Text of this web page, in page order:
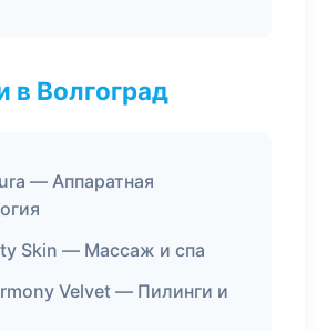
в Волгоград
— Аппаратная
Skin — Массаж и спа
Velvet — Пилинги и